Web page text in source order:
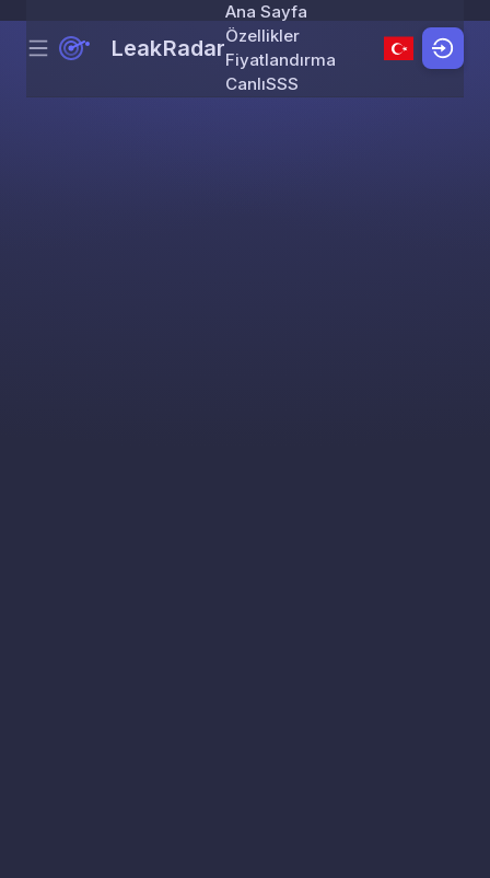
Skip to content
Menu LeakRadar
Ana Sayfa
Özellikler
Fiyatlandırma
CanlıSSS